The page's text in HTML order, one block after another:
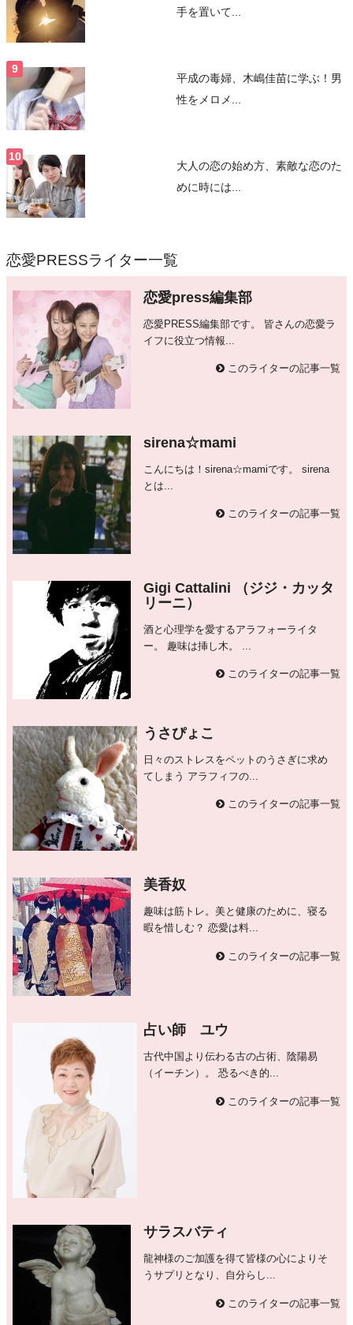
手を置いて...
平成の毒婦、木嶋佳苗に学ぶ！男
性をメロメ...
大人の恋の始め方、素敵な恋のた
めに時には...
恋愛PRESSライター一覧
恋愛press編集部
恋愛PRESS編集部です。 皆さんの恋愛ラ
イフに役立つ情報...
このライターの記事一覧
sirena☆mami
こんにちは！sirena☆mamiです。 sirena
とは...
このライターの記事一覧
Gigi Cattalini （ジジ・カッタ
リーニ）
酒と心理学を愛するアラフォーライタ
ー。 趣味は挿し木。 ...
このライターの記事一覧
うさぴょこ
日々のストレスをペットのうさぎに求め
てしまう アラフィフの...
このライターの記事一覧
美香奴
趣味は筋トレ。美と健康のために、寝る
暇を惜しむ？ 恋愛は料...
このライターの記事一覧
占い師 ユウ
古代中国より伝わる古の占術、陰陽易
（イーチン）。 恐るべき的...
このライターの記事一覧
サラスバティ
龍神様のご加護を得て皆様の心によりそ
うサプリとなり、自分らし...
このライターの記事一覧